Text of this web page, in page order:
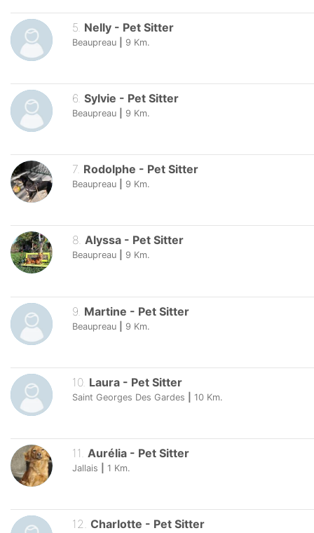
5 Nelly - Pet Sitter
Beaupreau 9 Km.
6. Sylvie - Pet Sitter
Beaupreau 9 Km.
7. Rodolphe - Pet Sitter
Beaupreau 9 Km.
8. Alyssa - Pet Sitter
Beaupreau 9 Km.
9 Martine - Pet Sitter
Beaupreau 9 Km.
10. Laura - Pet Sitter
Saint Georges Des Gardes 10 Km.
11 Aurélia - Pet Sitter
Jallais 1 Km.
12. Charlotte - Pet Sitter